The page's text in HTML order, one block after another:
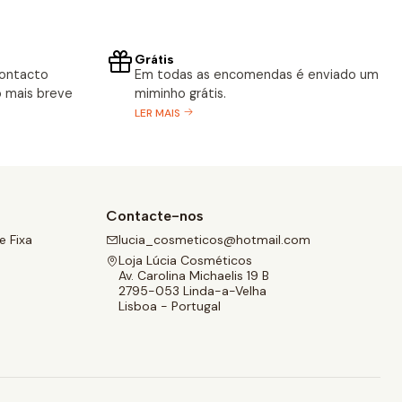
mais breve
Grátis
Em todas as encomendas é enviado um
miminho grátis.
LER MAIS
Fixa
Contacte-nos
lucia_cosmeticos@hotmail.com
Loja Lúcia Cosméticos
Av. Carolina Michaelis 19 B
2795-053 Linda-a-Velha
Lisboa - Portugal